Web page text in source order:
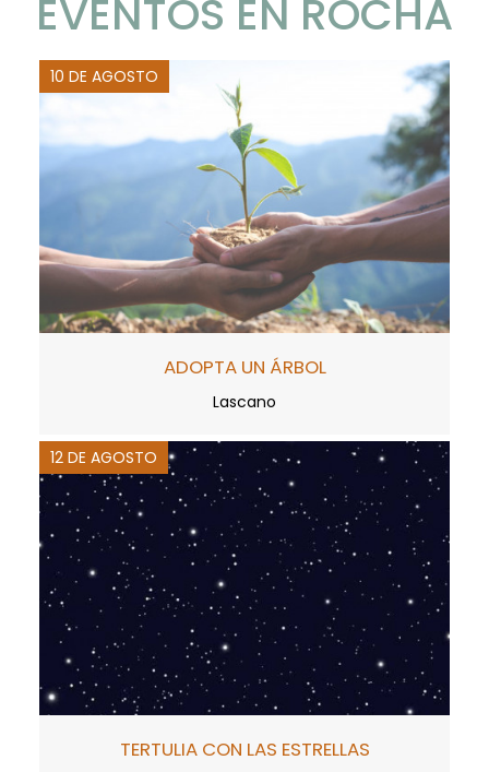
EVENTOS EN ROCHA
10 DE AGOSTO
ADOPTA UN ÁRBOL
Lascano
12 DE AGOSTO
TERTULIA CON LAS ESTRELLAS